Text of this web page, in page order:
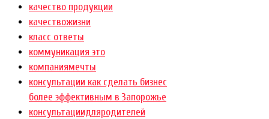
качество продукции
качествожизни
класс ответы
коммуникация это
компаниямечты
консультации как сделать бизнес
более эффективным в Запорожье
консультациидляродителей